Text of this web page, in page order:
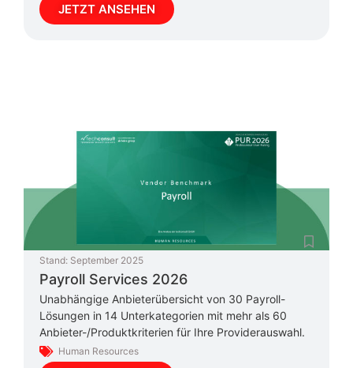
JETZT ANSEHEN
Stand: September 2025
Payroll Services 2026
Unabhängige Anbieterübersicht von 30 Payroll-
Lösungen in 14 Unterkategorien mit mehr als 60
Anbieter-/Produktkriterien für Ihre Providerauswahl.
Human Resources